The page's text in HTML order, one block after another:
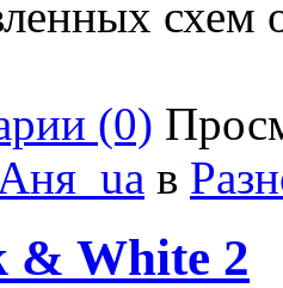
схем
(0)
в
& White 2